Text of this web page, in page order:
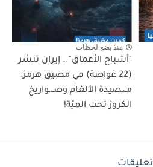
منذ بضع لحظات
"أشباح الأعماق".. إيران تنشر
(22 غواصة) في مضيق هرمز:
مـ،ـصيدة الألغام وصـ،ـواريخ
الكروز تحت الميّة!
تعليقات